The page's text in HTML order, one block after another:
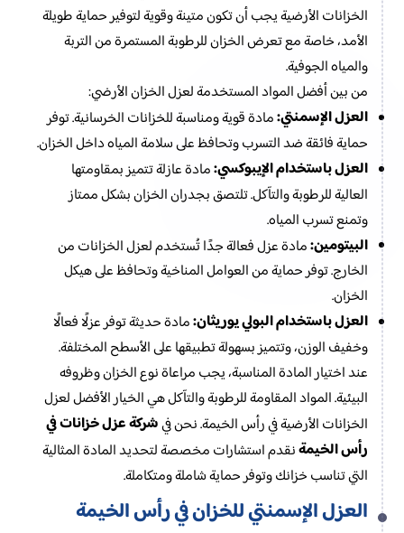
الخزانات الأرضية يجب أن تكون متينة وقوية لتوفير حماية طويلة
الأمد، خاصة مع تعرض الخزان للرطوبة المستمرة من التربة
والمياه الجوفية.
من بين أفضل المواد المستخدمة لعزل الخزان الأرضي:
العزل الإسمنتي:مادة قوية ومناسبة للخزانات الخرسانية. توفر
حماية فائقة ضد التسرب وتحافظ على سلامة المياه داخل الخزان.
العزل باستخدام الإيبوكسي:مادة عازلة تتميز بمقاومتها
العالية للرطوبة والتآكل. تلتصق بجدران الخزان بشكل ممتاز
وتمنع تسرب المياه.
البيتومين:مادة عزل فعالة جدًا تُستخدم لعزل الخزانات من
الخارج. توفر حماية من العوامل المناخية وتحافظ على هيكل
الخزان.
العزل باستخدام البولي يوريثان:مادة حديثة توفر عزلًا فعالًا
وخفيف الوزن، وتتميز بسهولة تطبيقها على الأسطح المختلفة.
عند اختيار المادة المناسبة، يجب مراعاة نوع الخزان وظروفه
البيئية. المواد المقاومة للرطوبة والتآكل هي الخيار الأفضل لعزل
الخزانات الأرضية في رأس الخيمة. نحن فيشركة عزل خزانات في
رأس الخيمةنقدم استشارات مخصصة لتحديد المادة المثالية
التي تناسب خزانك وتوفر حماية شاملة ومتكاملة.
العزل الإسمنتي للخزان في رأس الخيمة